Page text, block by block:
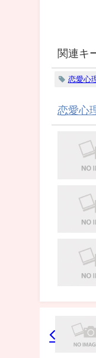
関連キ
恋愛心
恋愛心